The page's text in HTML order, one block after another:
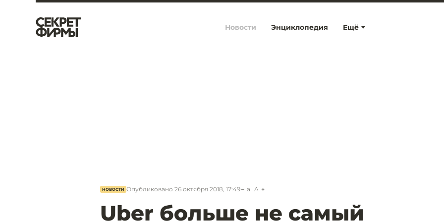
Ещё
Новости Энциклопедия
НОВОСТИ Опубликовано 26 октября 2018, 17:49 a A
Uber больше не самый